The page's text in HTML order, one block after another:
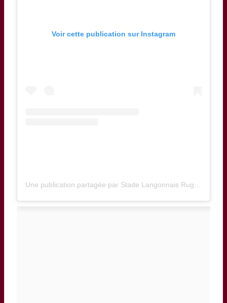
Voir cette publication sur Instagram
Une publication partagée par Stade Langonnais Rugby (@stadelangonnaisrugby)